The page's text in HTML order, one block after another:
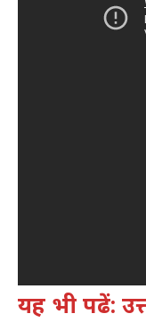
यह भी पढें: